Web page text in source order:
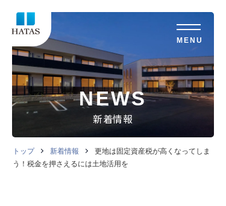
NEWS
新着情報
トップ 新着情報
更地は固定資産税が高くなってしま
う！税金を押さえるには土地活用を